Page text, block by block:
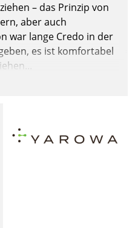
– das Prinzip von
aber auch
war lange Credo in der
es ist komfortabel